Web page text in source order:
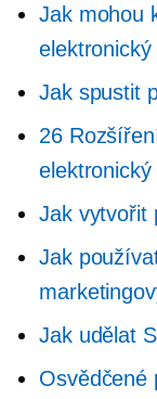
Jak mohou
elektronický
Jak spustit
26
elektronický
Jak vytvořit
Jak
Jak udělat
Osvědčené